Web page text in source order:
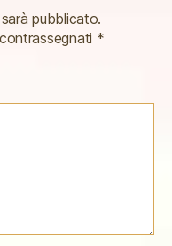
pubblicato.
*